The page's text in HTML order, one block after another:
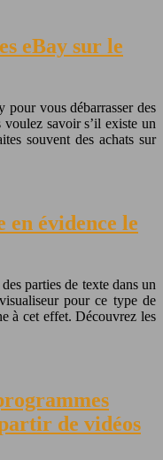
eBay sur le
pour vous débarrasser des
savoir s’il existe un
souvent des achats sur
évidence le
parties de texte dans un
pour ce type de
à cet effet. Découvrez les
de vidéos